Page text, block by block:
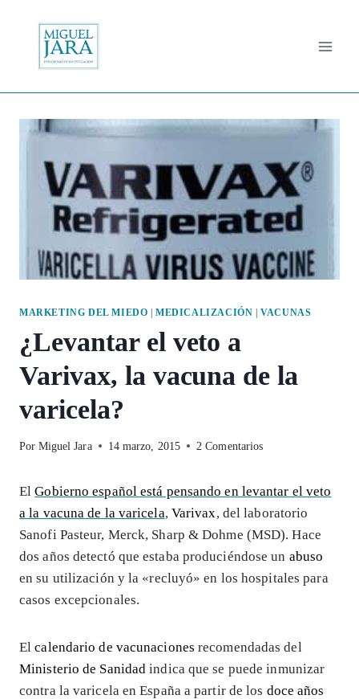
contenido
MARKETING DEL MIEDO |MEDICALIZACIÓN |VACUNAS
¿Levantar el veto a
Varivax, la vacuna de la
varicela?
Por Miguel Jara 14 marzo, 2015 2 Comentarios
ElGobierno español está pensando en levantar el veto
a la vacuna de la varicela, Varivax, del laboratorio
Sanofi Pasteur, Merck, Sharp & Dohme (MSD). Hace
dos años detectó que estaba produciéndose un abuso
en su utilización y la «recluyó» en los hospitales para
casos excepcionales.
Elcalendario de vacunaciones recomendadas del
Ministerio de Sanidad indica que se puede inmunizar
contra la varicela en España a partir de los doce años